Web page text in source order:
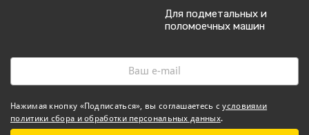
Для подметальных и
поломоечных машин
Нажимая кнопку «Подписаться», вы соглашаетесь сусловиями
политики сбора и обработки персональных данных.